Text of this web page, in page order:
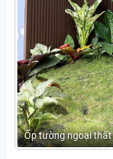
Ốp tường ngoại